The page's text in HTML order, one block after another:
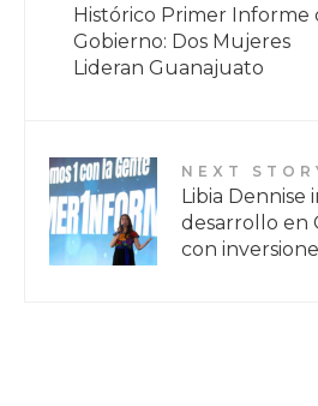
Histórico Primer Informe
Gobierno: Dos Mujeres
Lideran Guanajuato
NEXT
Libia Dennise
desarrollo en
con